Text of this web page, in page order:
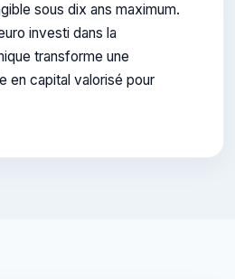
sous dix ans maximum.
investi dans la
transforme une
en capital valorisé pour